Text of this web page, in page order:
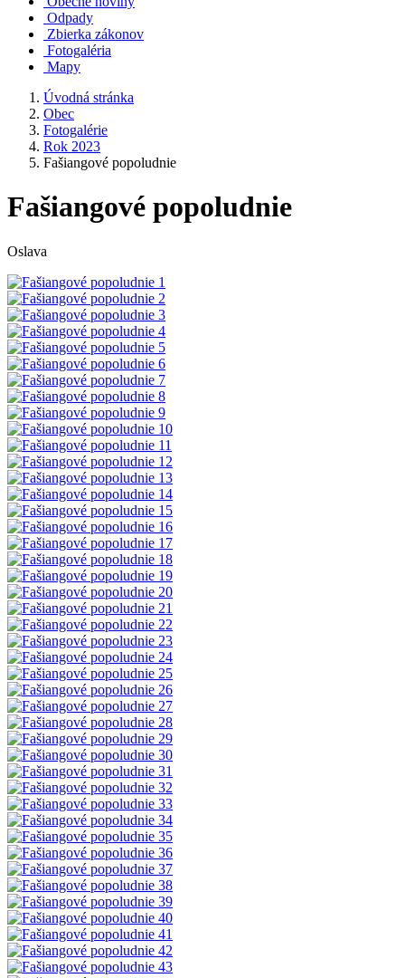
Odpady
Zbierka zákonov
Fotogaléria
Mapy
Úvodná stránka
Obec
Fotogalérie
Rok 2023
Fašiangové popoludnie
Fašiangové popoludnie
Oslava